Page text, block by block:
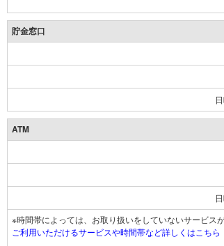
貯金窓口
ATM
※時間帯によっては、お取り扱いをしていないサービスが
ご利用いただけるサービスや時間帯など詳しくはこちら